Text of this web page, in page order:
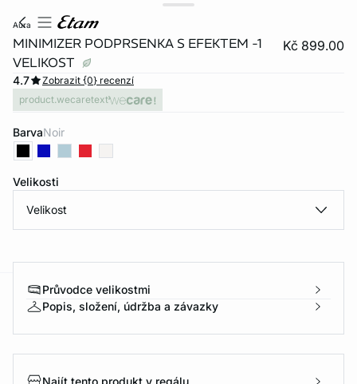
aura
MINIMIZER PODPRSENKA S EFEKTEM -1
VELIKOST
Kč 899.00
4.7
Zobrazit {0} recenzí
product.wecaretext
Barva noir
Velikosti
Velikost
Průvodce velikostmi
Popis, složení, údržba a závazky
Najít tento produkt v regálu